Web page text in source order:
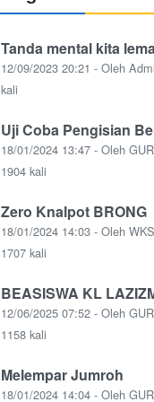
Tanda mental kita
12/09/2023 20:21 - Oleh
kali
Uji Coba Pengisian
18/01/2024 13:47 - Oleh
1904 kali
Zero Knalpot BRONG
18/01/2024 14:03 - Oleh
1707 kali
BEASISWA KL
12/06/2025 07:52 - Oleh
1158 kali
Melempar Jumroh
18/01/2024 14:04 - Oleh